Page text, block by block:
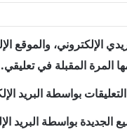
الإلكتروني، والموقع
المرة المقبلة في تعليقي.
بواسطة البريد
الجديدة بواسطة البريد